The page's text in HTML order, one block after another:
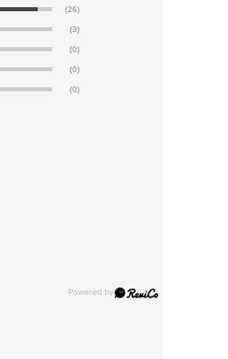
(26)
(3)
(0)
(0)
(0)